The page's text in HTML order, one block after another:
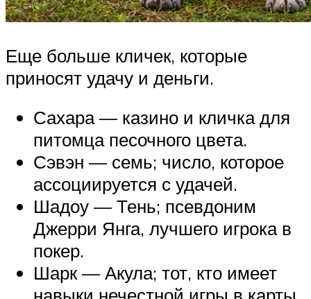
Еще больше кличек, которые
приносят удачу и деньги.
Сахара — казино и кличка для
питомца песочного цвета.
Сэвэн — семь; число, которое
ассоциируется с удачей.
Шадоу — Тень; псевдоним
Джерри Янга, лучшего игрока в
покер.
Шарк — Акула; тот, кто имеет